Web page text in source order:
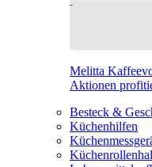
Melitta
Aktionen
Besteck &
Küchenhilfen